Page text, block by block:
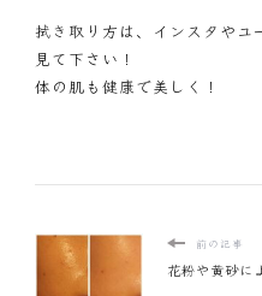
拭き取り方は、インスタやユ
見て下さい！
体の肌も健康で美しく！
前の記事
花粉や黄砂に